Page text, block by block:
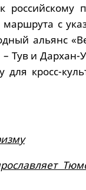
российскому
с
альянс
Тув и Дархан-
для кросс-